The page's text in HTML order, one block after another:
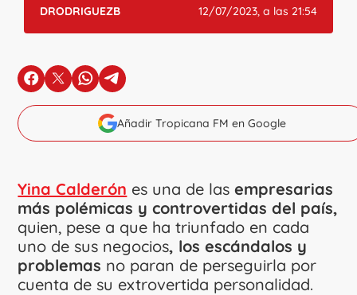
DRODRIGUEZB 12/07/2023, a las 21:54
en Facebook
en Xen Whatsapp
en Telegram
Añadir Tropicana FM en Google
Yina Calderón es una de lasempresarias
más polémicas y controvertidas del país,
quien, pese a que ha triunfado en cada
uno de sus negocios, los escándalos y
problemas no paran de perseguirla por
cuenta de su extrovertida personalidad.